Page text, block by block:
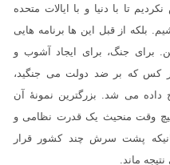
تا با دنیا و با ایالات متحده
بلکه از قبل این ها برنامه هایی
برای جنگ، برای ایجاد آشوب و
کس که بر ضد دولت می جنگید،
می شد. بزرگترین نمونۀ آن
وقت منحیث یک قدرت نظامی و
پشت سرش چند کشور قرار
ماند.